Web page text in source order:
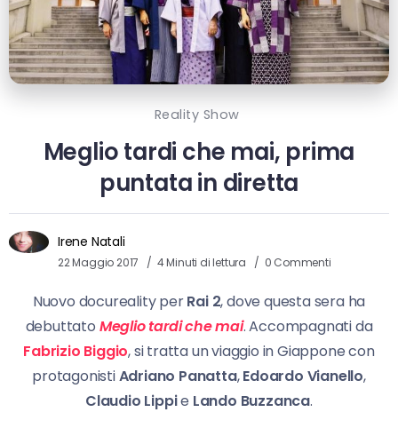
Reality Show
Meglio tardi che mai, prima
puntata in diretta
Irene Natali
22 Maggio 2017 4 Minuti di lettura 0 Commenti
Nuovo docureality perRai 2, dove questa sera ha
debuttato Meglio tardi che mai. Accompagnati da
Fabrizio Biggio, si tratta un viaggio in Giappone con
protagonistiAdriano Panatta,Edoardo Vianello,
Claudio Lippie Lando Buzzanca.